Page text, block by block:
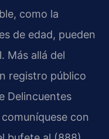
como la
de edad, pueden
Más allá del
registro público
Delincuentes
con